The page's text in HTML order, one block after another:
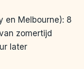
en Melbourne): 8
zomertijd
later